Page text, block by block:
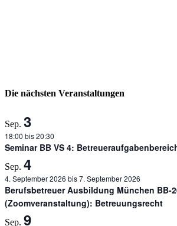
Die nächsten Veranstaltungen
Sep. 3
18:00 bis20:30
Seminar BB VS 4:
Sep. 4
4. September 2026 bis7. September 2026
Berufsbetreuer Ausbildung München BB-
(Zoomveranstaltung): Betreuungsrecht
Sep. 9